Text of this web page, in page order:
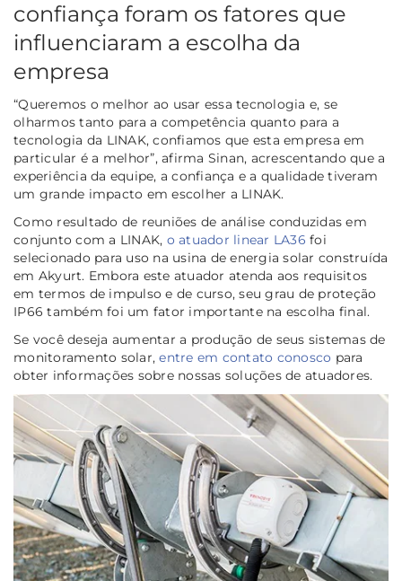
confiança foram os fatores que
influenciaram a escolha da
empresa
“Queremos o melhor ao usar essa tecnologia e, se
olharmos tanto para a competência quanto para a
tecnologia da LINAK, confiamos que esta empresa em
particular é a melhor”, afirma Sinan, acrescentando que a
experiência da equipe, a confiança e a qualidade tiveram
um grande impacto em escolher a LINAK.
Como resultado de reuniões de análise conduzidas em
conjunto com a LINAK, o atuador linear LA36 foi
selecionado para uso na usina de energia solar construída
em Akyurt. Embora este atuador atenda aos requisitos
em termos de impulso e de curso, seu grau de proteção
IP66 também foi um fator importante na escolha final.
Se você deseja aumentar a produção de seus sistemas de
monitoramento solar,entre em contato conosco para
obter informações sobre nossas soluções de atuadores.